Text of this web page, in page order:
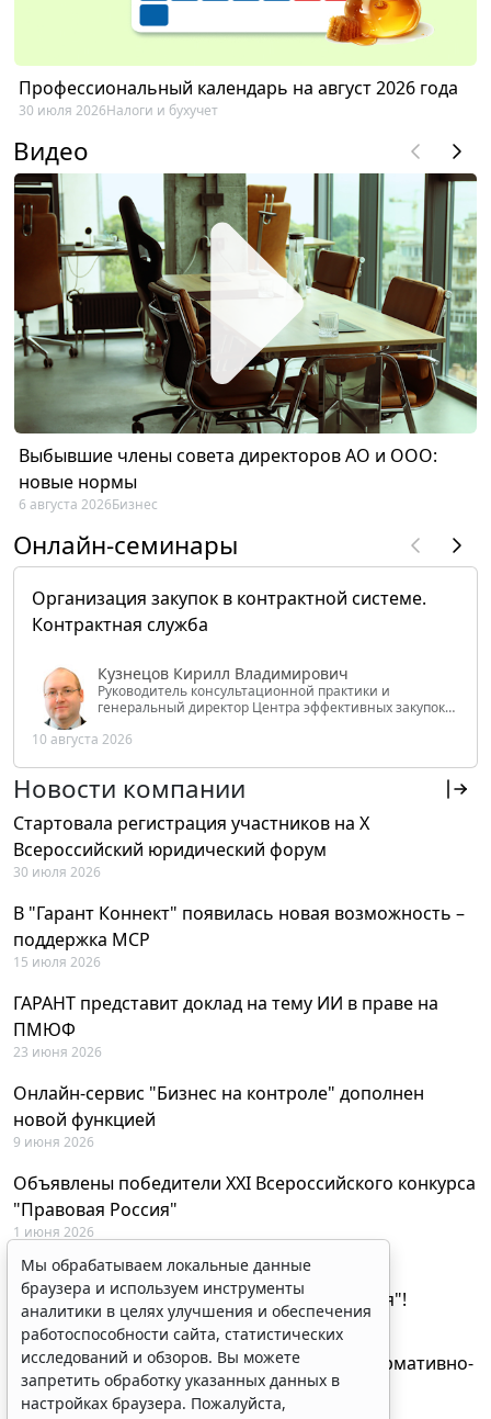
Профессиональный календарь на август 2026 года
30 июля 2026Налоги и бухучет
Видео
Выбывшие члены совета директоров АО и ООО:
новые нормы
6 августа 2026Бизнес
Онлайн-семинары
Организация закупок в контрактной системе.
Контрактная служба
Кузнецов Кирилл Владимирович
Руководитель консультационной практики и
генеральный директор Центра эффективных закупок
РФ
10 августа 2026
Новости компании
Стартовала регистрация участников на X
Всероссийский юридический форум
30 июля 2026
В "Гарант Коннект" появилась новая возможность –
поддержка MCP
15 июля 2026
ГАРАНТ представит доклад на тему ИИ в праве на
ПМЮФ
23 июня 2026
Онлайн-сервис "Бизнес на контроле" дополнен
новой функцией
9 июня 2026
Объявлены победители XXI Всероссийского конкурса
"Правовая Россия"
1 июня 2026
29 мая будут объявлены лауреаты XXI
Всероссийского конкурса "Правовая Россия"!
27 мая 2026
AI-ассистент Искра теперь анализирует нормативно-
техническую документацию
28 апреля 2026
Мы обрабатываем локальные данные
браузера и используем инструменты
аналитики в целях улучшения и обеспечения
работоспособности сайта, статистических
исследований и обзоров. Вы можете
запретить обработку указанных данных в
настройках браузера. Пожалуйста,